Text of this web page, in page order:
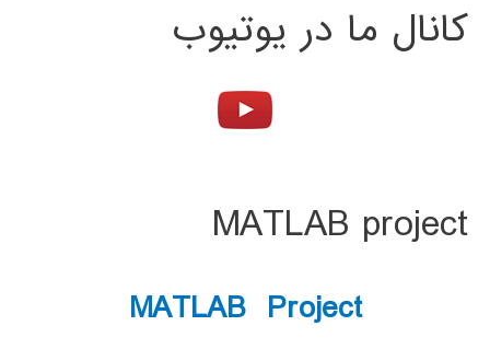
کانال ما در یوتیوب
MATLAB project
MATLAB Project